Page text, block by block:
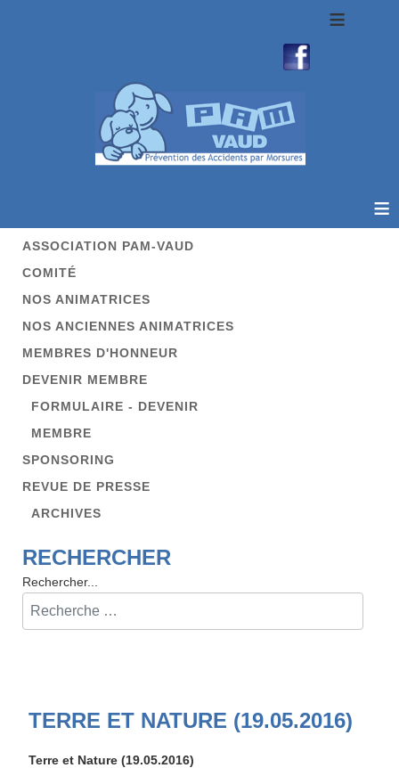
≡
≡
ASSOCIATION PAM-VAUD
COMITÉ
NOS ANIMATRICES
NOS ANCIENNES ANIMATRICES
MEMBRES D'HONNEUR
DEVENIR MEMBRE
FORMULAIRE - DEVENIR
MEMBRE
SPONSORING
REVUE DE PRESSE
ARCHIVES
RECHERCHER
Rechercher...
TERRE ET NATURE (19.05.2016)
Terre et Nature (19.05.2016)